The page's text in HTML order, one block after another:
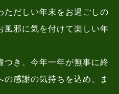
ただしい年末をお過ごしの
風邪に気を付けて楽しい年
つき、今年一年が無事に終
感謝の気持ちを込め、ま